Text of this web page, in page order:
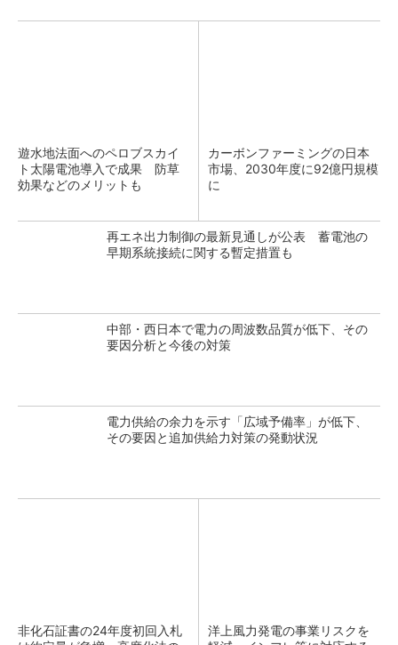
遊水地法面へのペロブスカイ
ト太陽電池導入で成果 防草
効果などのメリットも
カーボンファーミングの日本
市場、2030年度に92億円規模
に
再エネ出力制御の最新見通しが公表 蓄電池の
早期系統接続に関する暫定措置も
中部・西日本で電力の周波数品質が低下、その
要因分析と今後の対策
電力供給の余力を示す「広域予備率」が低下、
その要因と追加供給力対策の発動状況
非化石証書の24年度初回入札
洋上風力発電の事業リスクを